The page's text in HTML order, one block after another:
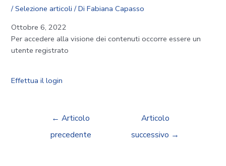
/Selezione articoli / DiFabiana Capasso
Ottobre 6, 2022
Per accedere alla visione dei contenuti occorre essere un
utente registrato
Effettua il login
← Articolo
precedente
Articolo
successivo →